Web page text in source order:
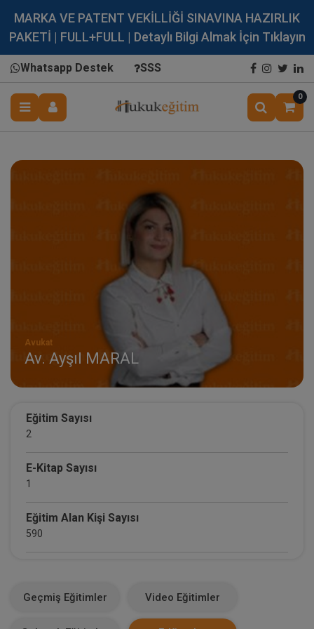
MARKA VE PATENT VEKİLLİĞİ SINAVINA HAZIRLIK
PAKETİ | FULL+FULL | Detaylı Bilgi Almak İçin Tıklayın
Whatsapp Destek SSS
0
Avukat
Av. Ayşıl MARAL
Eğitim Sayısı
2
E-Kitap Sayısı
1
Eğitim Alan Kişi Sayısı
590
Geçmiş Eğitimler Video Eğitimler